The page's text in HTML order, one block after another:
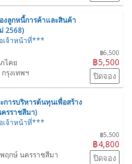
งลูกหนี้การค้าและสินค้า
2568)
เจ้าหน้าที่***
฿6,500
฿5,500
ไคย
รุงเทพฯ
ปิดจอง
ารบริหารต้นทุนเพื่อสร้าง
รราชสีมา)
เจ้าหน้าที่***
฿5,500
฿4,800
ฤกษ์ นครราชสีมา
ปิดจอง